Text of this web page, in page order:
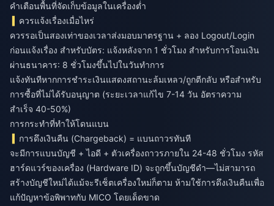
คำเตือนพื้นที่จัดเก็บข้อมูลในเครื่องต่ำ
ควรแจ้งเรื่องเมื่อไหร่
ควรรอเป็นสองเท่าของเวลาส่งมอบมาตรฐาน + ลอง Logout/Login
ก่อนแจ้งเรื่อง สำหรับบัตร: แจ้งหลังจาก 1 ชั่วโมง สำหรับการโอนเงิน
ผ่านธนาคาร: 8 ชั่วโมงขึ้นไปในวันทำการ
แจ้งทันทีหากการชำระเงินแสดงสถานะล้มเหลว/ถูกตีกลับ หรือสำหรับ
การซื้อที่ไม่ได้รับอนุญาต (ระยะเวลาแก้ไข 7-14 วัน อัตราความ
สำเร็จ 40-50%)
การกระทำที่ทำให้โดนแบน
การดึงเงินคืน (Chargeback) = แบนถาวรทันที
จะมีการแบนบัญชี + ไอดี + ตัวเครื่องถาวรภายใน 24-48 ชั่วโมง รหัส
ฮาร์ดแวร์ของเครื่อง (Hardware ID) จะถูกขึ้นบัญชีดำ—ไม่สามารถ
สร้างบัญชีใหม่ได้แม้จะรีเซ็ตเครื่องใหม่ก็ตาม ห้ามใช้การดึงเงินคืนเพื่อ
แก้ปัญหาข้อพิพาทกับ MICO โดยเด็ดขาด